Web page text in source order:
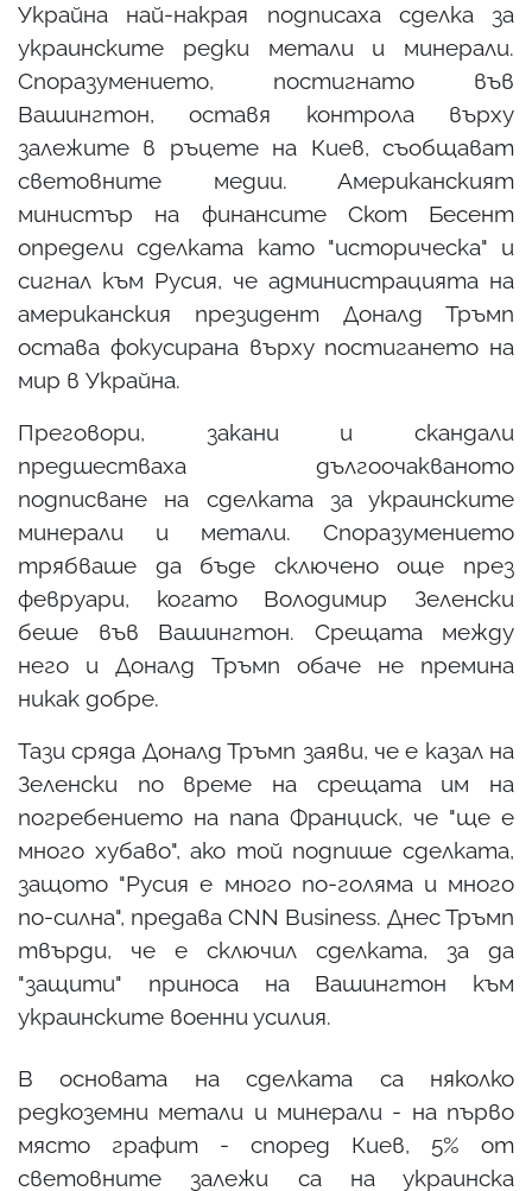
Украйна най-накрая подписаха сделка за
украинските редки метали и минерали.
Споразумението, постигнато във
Вашингтон, оставя контрола върху
залежите в ръцете на Киев, съобщават
световните медии. Американският
министър на финансите Скот Бесент
определи сделката като "историческа" и
сигнал към Русия, че администрацията на
американския президент Доналд Тръмп
остава фокусирана върху постигането на
мир в Украйна.
Преговори, закани и скандали
предшестваха дългоочакваното
подписване на сделката за украинските
минерали и метали. Споразумението
трябваше да бъде сключено още през
февруари, когато Володимир Зеленски
беше във Вашингтон. Срещата между
него и Доналд Тръмп обаче не премина
никак добре.
Тази сряда Доналд Тръмп заяви, че е казал на
Зеленски по време на срещата им на
погребението на папа Франциск, че "ще е
много хубаво", ако той подпише сделката,
защото "Русия е много по-голяма и много
по-силна", предава CNN Business. Днес Тръмп
твърди, че е сключил сделката, за да
"защити" приноса на Вашингтон към
украинските военни усилия.
В основата на сделката са няколко
редкоземни метали и минерали - на първо
място графит - според Киев, 5% от
световните залежи са на украинска